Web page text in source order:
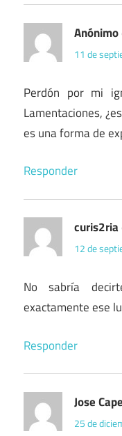
Anónimo
11 de
Perdón por mi
Lamentaciones,
es una forma de
Responder
curis2ria
12 de
No sabría
exactamente ese
Responder
Jose
25 de